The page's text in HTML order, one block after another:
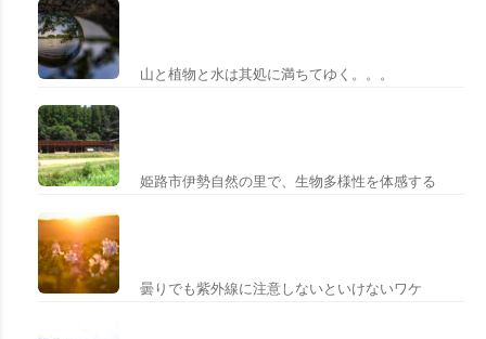
山と植物と水は其処に満ちてゆく。。。
姫路市伊勢自然の里で、生物多様性を体感する
曇りでも紫外線に注意しないといけないワケ